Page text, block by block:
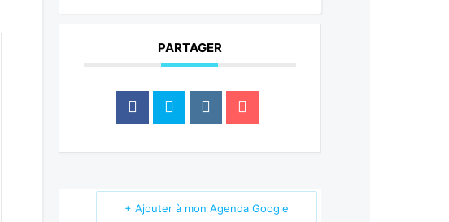
PARTAGER
+ Ajouter à mon Agenda Google